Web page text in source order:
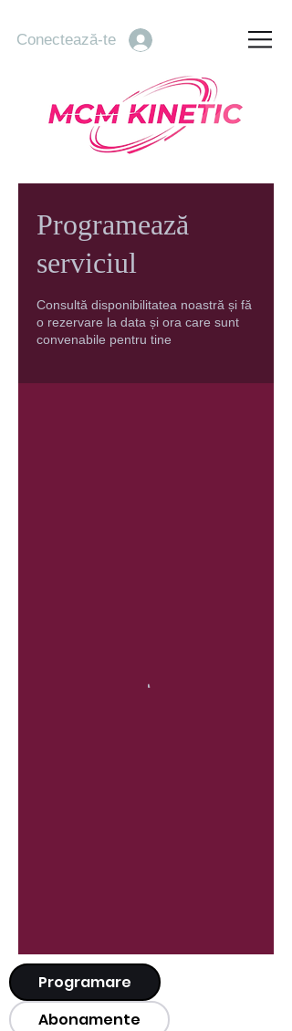
Conectează-te
Programează
serviciul
Consultă disponibilitatea noastră și fă
o rezervare la data și ora care sunt
convenabile pentru tine
Programare
Abonamente